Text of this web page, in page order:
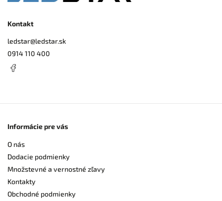
Kontakt
ledstar@ledstar.sk
0914 110 400
Informácie pre vás
O nás
Dodacie podmienky
Množstevné a vernostné zľavy
Kontakty
Obchodné podmienky